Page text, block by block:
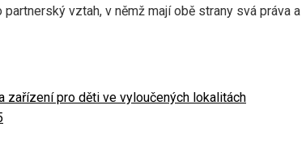
vztah, v němž mají obě strany svá práva a
zařízení pro děti ve vyloučených lokalitách